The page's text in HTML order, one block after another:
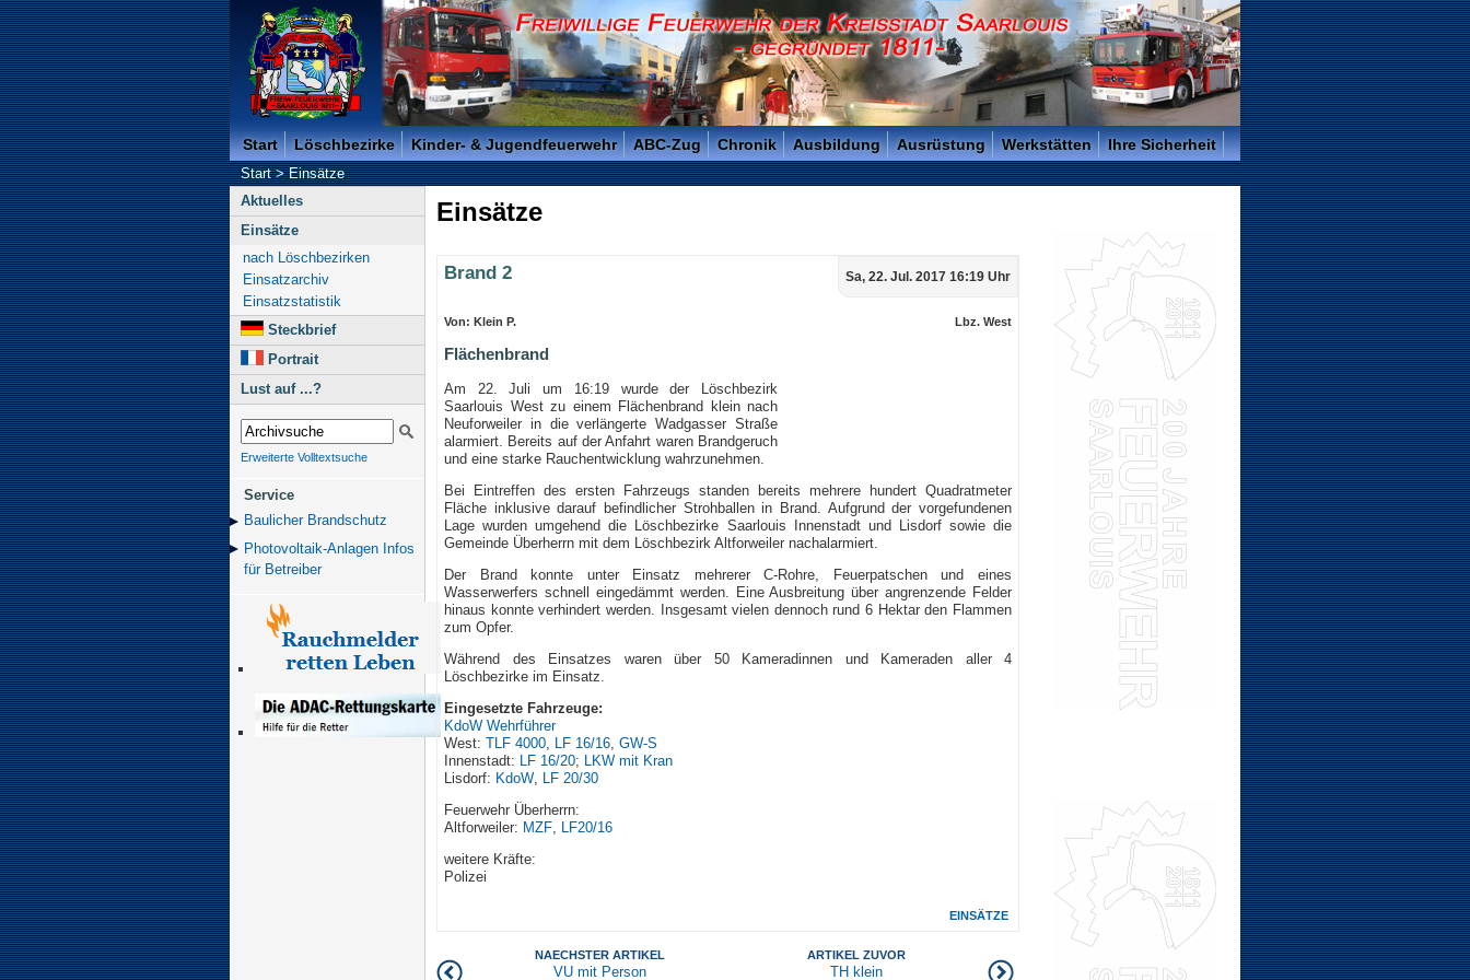
Freiwillige Feuerwehr der Kreisstadt Saarlouis - Gegründet 1811 -
Start Löschbezirke Kinder- & Jugendfeuerwehr ABC-Zug Chronik Ausbildung Ausrüstung Werkstätten Ihre Sicherheit
Start>Einsätze
Aktuelles
Einsätze
nach Löschbezirken
Einsatzarchiv
Einsatzstatistik
Steckbrief
Portrait
Lust auf ...?
Erweiterte Volltextsuche
Service
Baulicher Brand­schutz
Photovoltaik-Anlagen Infos
für Betreiber
Einsätze
Sa, 22. Jul. 2017 16:19 Uhr
Brand 2
Lbz. West
Von: Klein P.
Flächenbrand
Am 22. Juli um 16:19 wurde der Löschbezirk
Saarlouis West zu einem Flächenbrand klein nach
Neuforweiler in die verlängerte Wadgasser Straße
alarmiert. Bereits auf der Anfahrt waren Brandgeruch
und eine starke Rauchentwicklung wahrzunehmen.
Bei Eintreffen des ersten Fahrzeugs standen bereits mehrere hundert Quadratmeter
Fläche inklusive darauf befindlicher Strohballen in Brand. Aufgrund der vorgefundenen
Lage wurden umgehend die Löschbezirke Saarlouis Innenstadt und Lisdorf sowie die
Gemeinde Überherrn mit dem Löschbezirk Altforweiler nachalarmiert.
Der Brand konnte unter Einsatz mehrerer C-Rohre, Feuerpatschen und eines
Wasserwerfers schnell eingedämmt werden. Eine Ausbreitung über angrenzende Felder
hinaus konnte verhindert werden. Insgesamt vielen dennoch rund 6 Hektar den Flammen
zum Opfer.
Während des Einsatzes waren über 50 Kameradinnen und Kameraden aller 4
Löschbezirke im Einsatz.
Eingesetzte Fahrzeuge:
KdoW Wehrführer
West: TLF 4000 LF 16/16 GW-S
Innenstadt: LF 16/20; LKW mit Kran
Lisdorf: KdoW LF 20/30
Feuerwehr Überherrn:
Altforweiler: MZF LF20/16
weitere Kräfte:
Polizei
EINSÄTZE
ARTIKEL ZUVOR
TH klein
NAECHSTER ARTIKEL
VU mit Person